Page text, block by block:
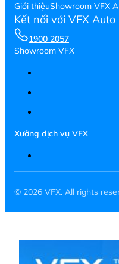
Giới thiệuShowroom VFX
Kết nối với VFX Auto
1900 2057
Showroom VFX
Xưởng dịch vụ VFX
© 2026 VFX. All rights